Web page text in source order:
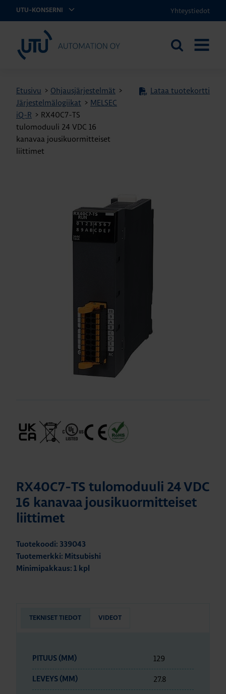
UTU-KONSERNI Yhteystiedot
UTU Automation
Etsi
Etusivu > Ohjausjärjestelmät >
Järjestelmälogiikat > MELSEC
iQ-R > RX40C7-TS
tulomoduuli 24 VDC 16
kanavaa jousikuormitteiset
liittimet
Lataa tuotekortti
RX40C7-TS tulomoduuli 24 VDC
16 kanavaa jousikuormitteiset
liittimet
Tuotekoodi: 339043
Tuotemerkki: Mitsubishi
Minimipakkaus: 1 kpl
TEKNISET TIEDOT VIDEOT
PITUUS (MM) 129
LEVEYS (MM) 27.8